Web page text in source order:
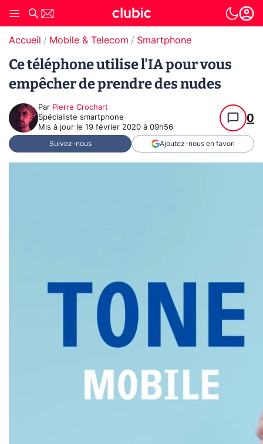
Accueil Mobile & Telecom Smartphone
Ce téléphone utilise l'IA pour vous
empêcher de prendre des nudes
Par Pierre Crochart
Spécialiste smartphone
Mis à jour le 19 février 2020 à 09h56
0
Suivez-nous Ajoutez-nous en favori